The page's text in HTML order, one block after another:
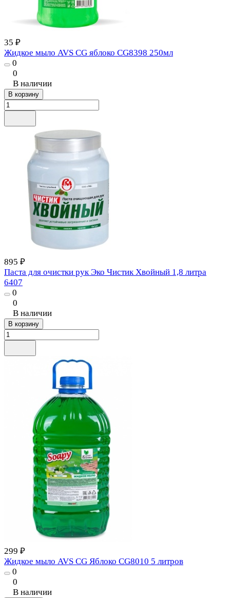
35 ₽
Жидкое мыло AVS CG яблоко CG8398 250мл
0
0
В наличии
В корзину
895 ₽
Паста для очистки рук Эко Чистик Хвойный 1,8 литра
6407
0
0
В наличии
В корзину
299 ₽
Жидкое мыло AVS CG Яблоко CG8010 5 литров
0
0
В наличии